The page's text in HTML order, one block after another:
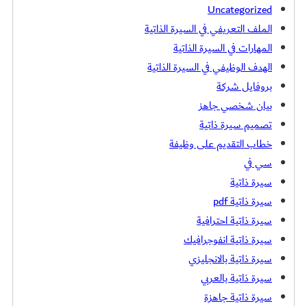
Uncategorized
الملف التعريفي في السيرة الذاتية
المهارات في السيرة الذاتية
الهدف الوظيفي في السيرة الذاتية
بروفايل شركة
بيان شخصي جاهز
تصميم سيرة ذاتية
خطاب التقديم على وظيفة
سي في
سيرة ذاتية
سيرة ذاتية pdf
سيرة ذاتية احترافية
سيرة ذاتية انفوجرافيك
سيرة ذاتية بالانجليزي
سيرة ذاتية بالعربي
سيرة ذاتية جاهزة